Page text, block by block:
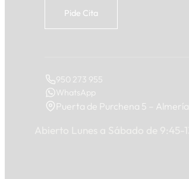
Pide Cita
950 273 955
WhatsApp
Puerta de Purchena 5 – Almería